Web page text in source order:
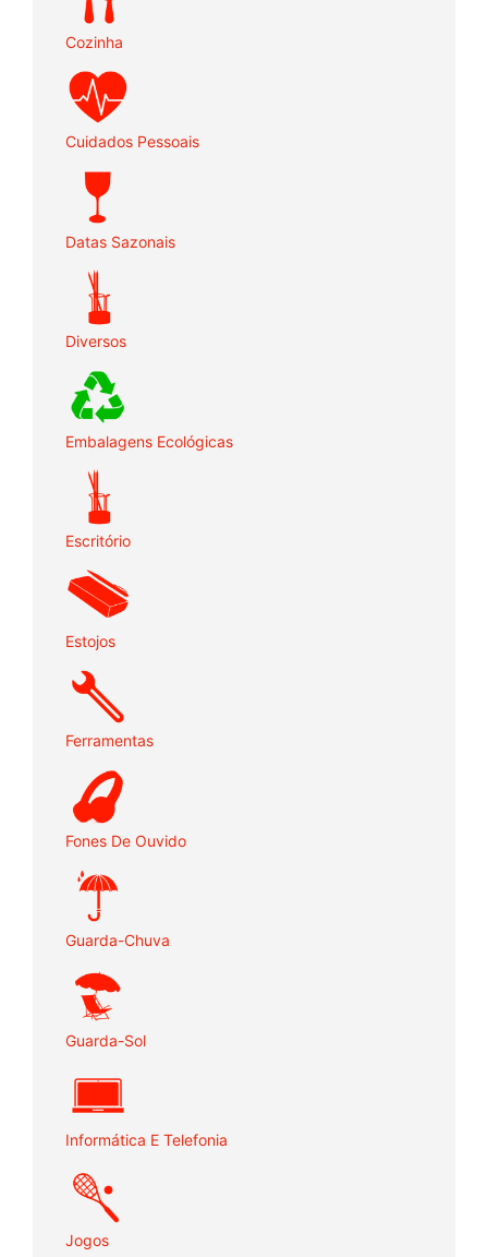
Cozinha
Cuidados Pessoais
Datas Sazonais
Diversos
Embalagens Ecológicas
Escritório
Estojos
Ferramentas
Fones De Ouvido
Guarda-Chuva
Guarda-Sol
Informática E Telefonia
Jogos